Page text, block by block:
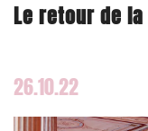
Le retour de la
26.10.22